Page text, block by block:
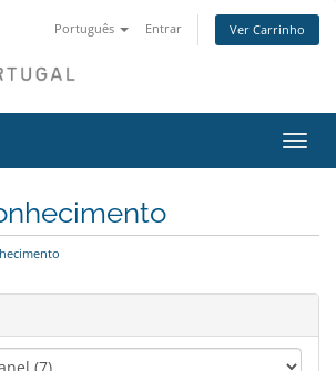
Português Entrar Ver Carrinho